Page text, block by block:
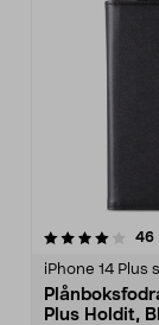
46
iPhone 14 Plus
Plus Holdit,
4.5 av 5